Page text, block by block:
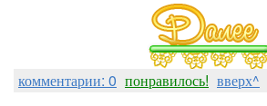
комментарии: 0 понравилось! вверх^